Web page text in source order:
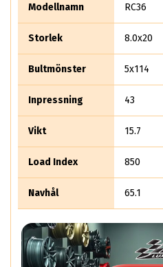
Modellnamn RC36
Storlek 8.0x20
Bultmönster 5x114
Inpressning 43
Vikt 15.7
Load Index 850
Navhål 65.1